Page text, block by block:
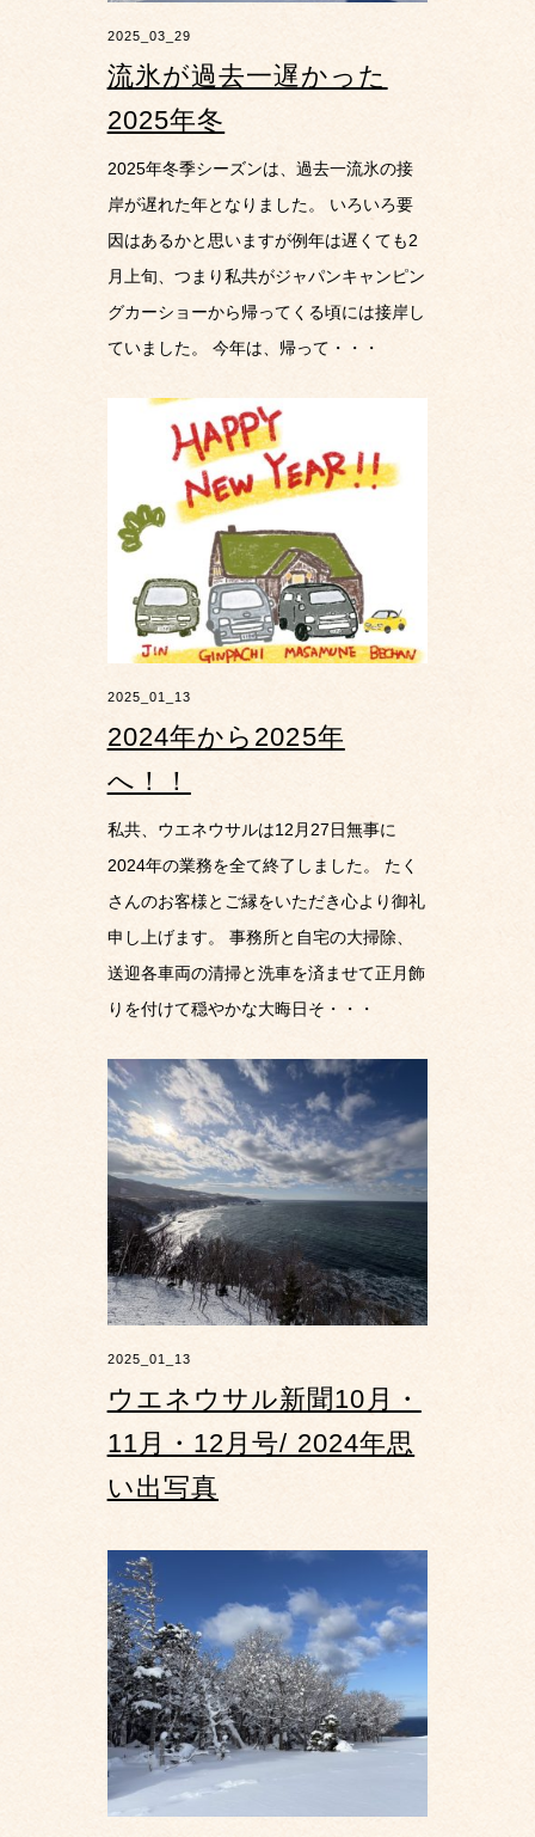
2025_03_29
流氷が過去一遅かった
2025年冬
2025年冬季シーズンは、過去一流氷の接
岸が遅れた年となりました。 いろいろ要
因はあるかと思いますが例年は遅くても2
月上旬、つまり私共がジャパンキャンピン
グカーショーから帰ってくる頃には接岸し
ていました。 今年は、帰って・・・
2025_01_13
2024年から2025年
へ！！
私共、ウエネウサルは12月27日無事に
2024年の業務を全て終了しました。 たく
さんのお客様とご縁をいただき心より御礼
申し上げます。 事務所と自宅の大掃除、
送迎各車両の清掃と洗車を済ませて正月飾
りを付けて穏やかな大晦日そ・・・
2025_01_13
ウエネウサル新聞10月・
11月・12月号/ 2024年思
い出写真